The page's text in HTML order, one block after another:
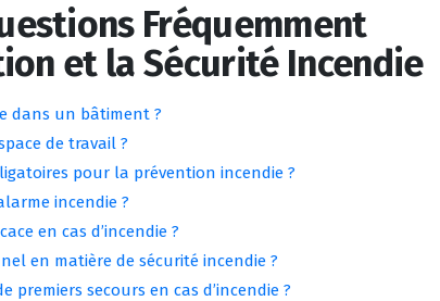
Fréquemment
et la Sécurité Incendie
dans un bâtiment ?
de travail ?
pour la prévention incendie ?
incendie ?
en cas d’incendie ?
en matière de sécurité incendie ?
secours en cas d’incendie ?